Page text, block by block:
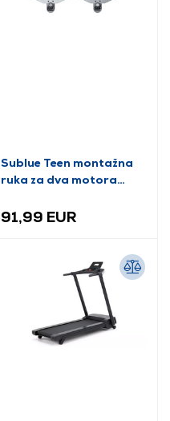
Sublue Teen montažna
ruka za dva motora
91,99 EUR